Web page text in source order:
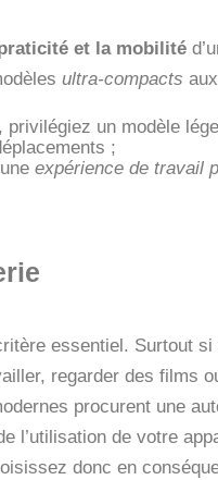
et la mobilité
ultra-compacts
un modèle
;
expérience de travail
essentiel. Surtout
regarder des films
procurent une
l’utilisation de votre
donc en